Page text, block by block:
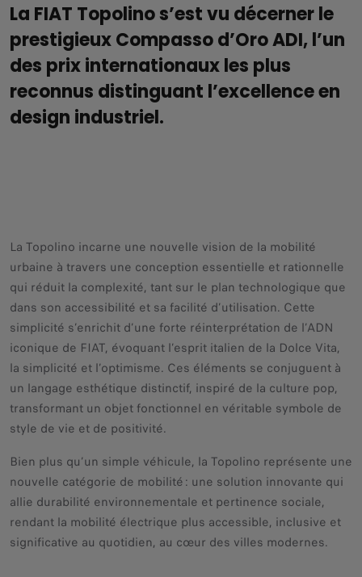
La FIAT Topolino s’est vu décerner le
prestigieux Compasso d’Oro ADI, l’un
des prix internationaux les plus
reconnus distinguant l’excellence en
design industriel.
La Topolino incarne une nouvelle vision de la mobilité
urbaine à travers une conception essentielle et rationnelle
qui réduit la complexité, tant sur le plan technologique que
dans son accessibilité et sa facilité d’utilisation. Cette
simplicité s’enrichit d’une forte réinterprétation de l’ADN
iconique de FIAT, évoquant l’esprit italien de la Dolce Vita,
la simplicité et l’optimisme. Ces éléments se conjuguent à
un langage esthétique distinctif, inspiré de la culture pop,
transformant un objet fonctionnel en véritable symbole de
style de vie et de positivité.
Bien plus qu’un simple véhicule, la Topolino représente une
nouvelle catégorie de mobilité : une solution innovante qui
allie durabilité environnementale et pertinence sociale,
rendant la mobilité électrique plus accessible, inclusive et
significative au quotidien, au cœur des villes modernes.